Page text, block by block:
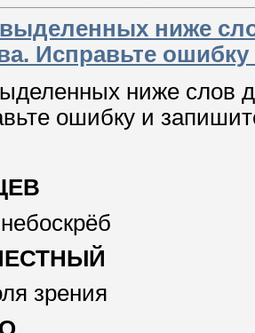
ниже
Исправьте
ниже слов
ошибку и
небоскрёб
зрения